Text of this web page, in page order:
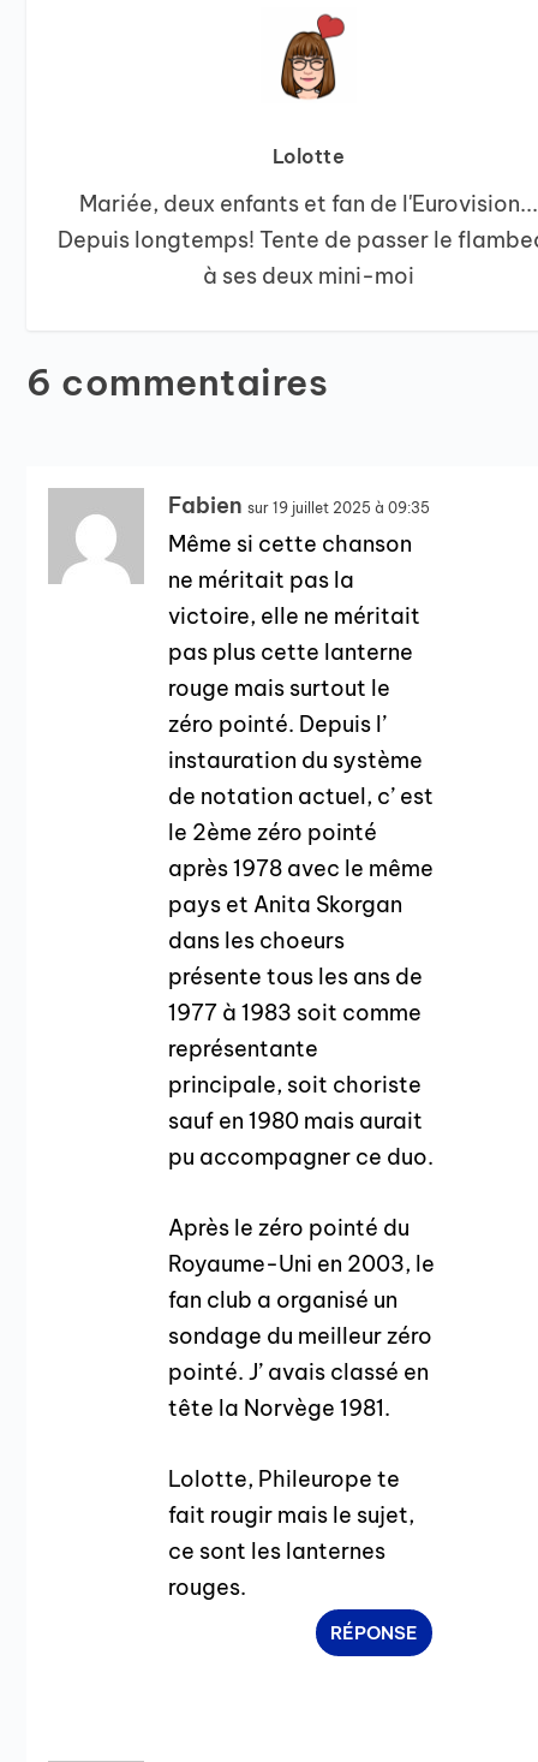
Lolotte
Mariée, deux enfants et fan de l'Eurovision...
Depuis longtemps! Tente de passer le
à ses deux mini-moi
6 commentaires
Fabien sur 19 juillet 2025 à 09:35
Même si cette chanson
ne méritait pas la
victoire, elle ne méritait
pas plus cette lanterne
rouge mais surtout le
zéro pointé. Depuis l’
instauration du système
de notation actuel, c’ est
le 2ème zéro pointé
après 1978 avec le même
pays et Anita Skorgan
dans les choeurs
présente tous les ans de
1977 à 1983 soit comme
représentante
principale, soit choriste
sauf en 1980 mais aurait
pu accompagner ce duo.
Après le zéro pointé du
Royaume-Uni en 2003, le
fan club a organisé un
sondage du meilleur zéro
pointé. J’ avais classé en
tête la Norvège 1981.
Lolotte, Phileurope te
fait rougir mais le sujet,
ce sont les lanternes
rouges.
RÉPONSE